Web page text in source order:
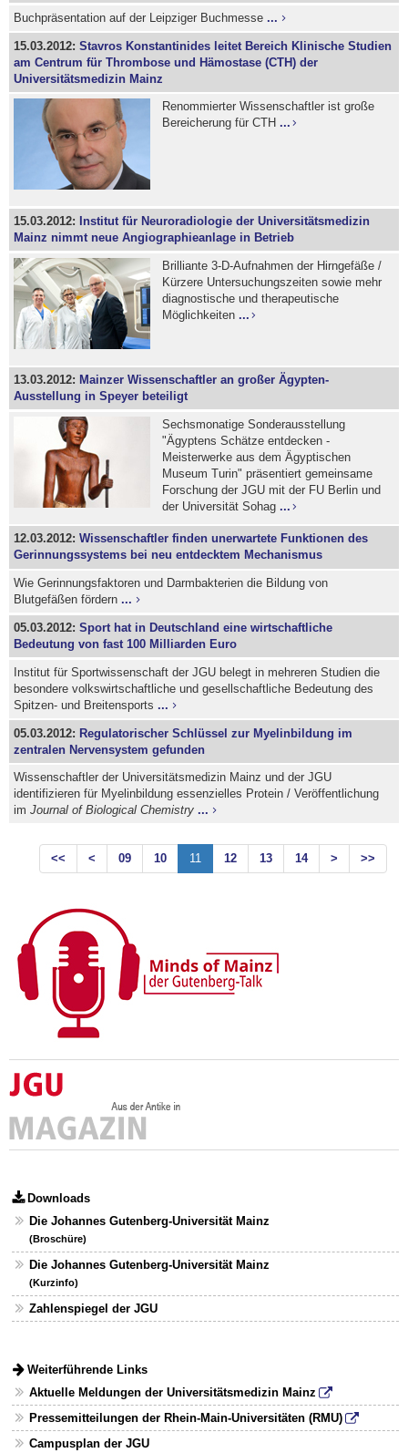
Buchpräsentation auf der Leipziger Buchmesse...
15.03.2012:Stavros Konstantinides leitet Bereich Klinische Studien
am Centrum für Thrombose und Hämostase (CTH) der
Universitätsmedizin Mainz
Renommierter Wissenschaftler ist große
Bereicherung für CTH ...
15.03.2012:
Institut für Neuroradiologie der Universitätsmedizin
Mainz nimmt neue Angiographieanlage in Betrieb
Brilliante 3-D-Aufnahmen der Hirngefäße /
Kürzere Untersuchungszeiten sowie mehr
diagnostische und therapeutische
Möglichkeiten ...
13.03.2012: Mainzer Wissenschaftler an großer Ägypten-
Ausstellung in Speyer beteiligt
Sechsmonatige Sonderausstellung
"Ägyptens Schätze entdecken -
Meisterwerke aus dem Ägyptischen
Museum Turin" präsentiert gemeinsame
Forschung der JGU mit der FU Berlin und
der Universität Sohag ...
12.03.2012:Wissenschaftler finden unerwartete Funktionen des
Gerinnungssystems bei neu entdecktem Mechanismus
Wie Gerinnungsfaktoren und Darmbakterien die Bildung von
Blutgefäßen fördern...
05.03.2012:Sport hat in Deutschland eine wirtschaftliche
Bedeutung von fast 100 Milliarden Euro
Institut für Sportwissenschaft der JGU belegt in mehreren Studien die
besondere volkswirtschaftliche und gesellschaftliche Bedeutung des
Spitzen- und Breitensports...
05.03.2012: Regulatorischer Schlüssel zur Myelinbildung im
zentralen Nervensystem gefunden
Wissenschaftler der Universitätsmedizin Mainz und der JGU
identifizieren für Myelinbildung essenzielles Protein / Veröffentlichung
imJournal of Biological Chemistry ...
<< < 09 10 11 12 13 14 > >>
Downloads
Die Johannes Gutenberg-Universität Mainz
(Broschüre)
Die Johannes Gutenberg-Universität Mainz
(Kurzinfo)
Zahlenspiegel der JGU
Weiterführende Links
Aktuelle Meldungen der Universitätsmedizin Mainz
Pressemitteilungen der Rhein-Main-Universitäten (RMU)
Campusplan der JGU